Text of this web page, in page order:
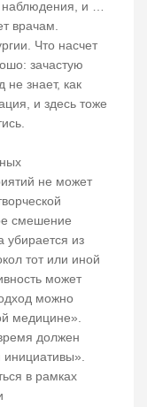
наблюдения, и …
врачам.
Что насчет
зачастую
знает, как
и здесь тоже
не может
смешение
убирается из
тот или иной
может
можно
медицине».
должен
инициативы».
в рамках